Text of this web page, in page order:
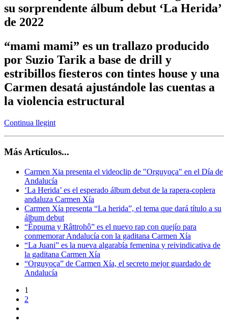
su sorprendente álbum debut ‘La Herida’
de 2022
“mami mami” es un trallazo producido
por Suzio Tarik a base de drill y
estribillos fiesteros con tintes house y una
Carmen desatá ajustándole las cuentas a
la violencia estructural
Continua llegint
Más Artículos...
Carmen Xia presenta el videoclip de "Orguyoça" en el Día de
Andalucía
‘La Herida’ es el esperado álbum debut de la rapera-coplera
andaluza Carmen Xía
Carmen Xía presenta “La herida”, el tema que dará título a su
álbum debut
“Êppuma y Râttrohô” es el nuevo rap con quejío para
conmemorar Andalucía con la gaditana Carmen Xía
“La Juani” es la nueva algarabía femenina y reivindicativa de
la gaditana Carmen Xía
“Orguyoça” de Carmen Xía, el secreto mejor guardado de
Andalucía
1
2